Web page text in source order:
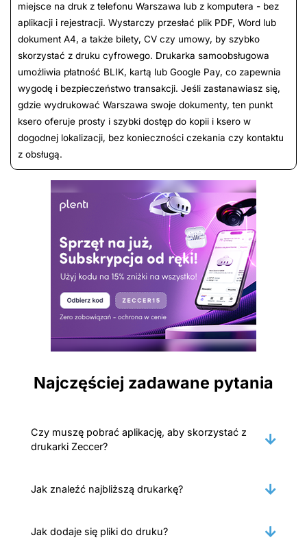
miejsce na druk z telefonu Warszawa lub z komputera - bez
aplikacji i rejestracji. Wystarczy przesłać plik PDF, Word lub
dokument A4, a także bilety, CV czy umowy, by szybko
skorzystać z druku cyfrowego. Drukarka samoobsługowa
umożliwia płatność BLIK, kartą lub Google Pay, co zapewnia
wygodę i bezpieczeństwo transakcji. Jeśli zastanawiasz się,
gdzie wydrukować Warszawa swoje dokumenty, ten punkt
ksero oferuje prosty i szybki dostęp do kopii i ksero w
dogodnej lokalizacji, bez konieczności czekania czy kontaktu
z obsługą.
Najczęściej zadawane pytania
Czy muszę pobrać aplikację, aby skorzystać z
drukarki Zeccer?
Jak znaleźć najbliższą drukarkę?
Jak dodaje się pliki do druku?